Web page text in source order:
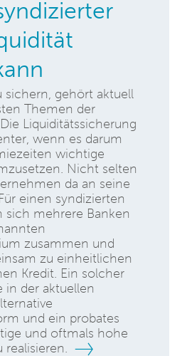
sichern, gehört aktuell
Themen der
Liquiditätssicherung
wenn es darum
wichtige
Nicht selten
da an seine
einen syndizierten
sich mehrere Banken
zusammen und
zu einheitlichen
Kredit. Ein solcher
in der aktuellen
und ein probates
und oftmals hohe
realisieren.